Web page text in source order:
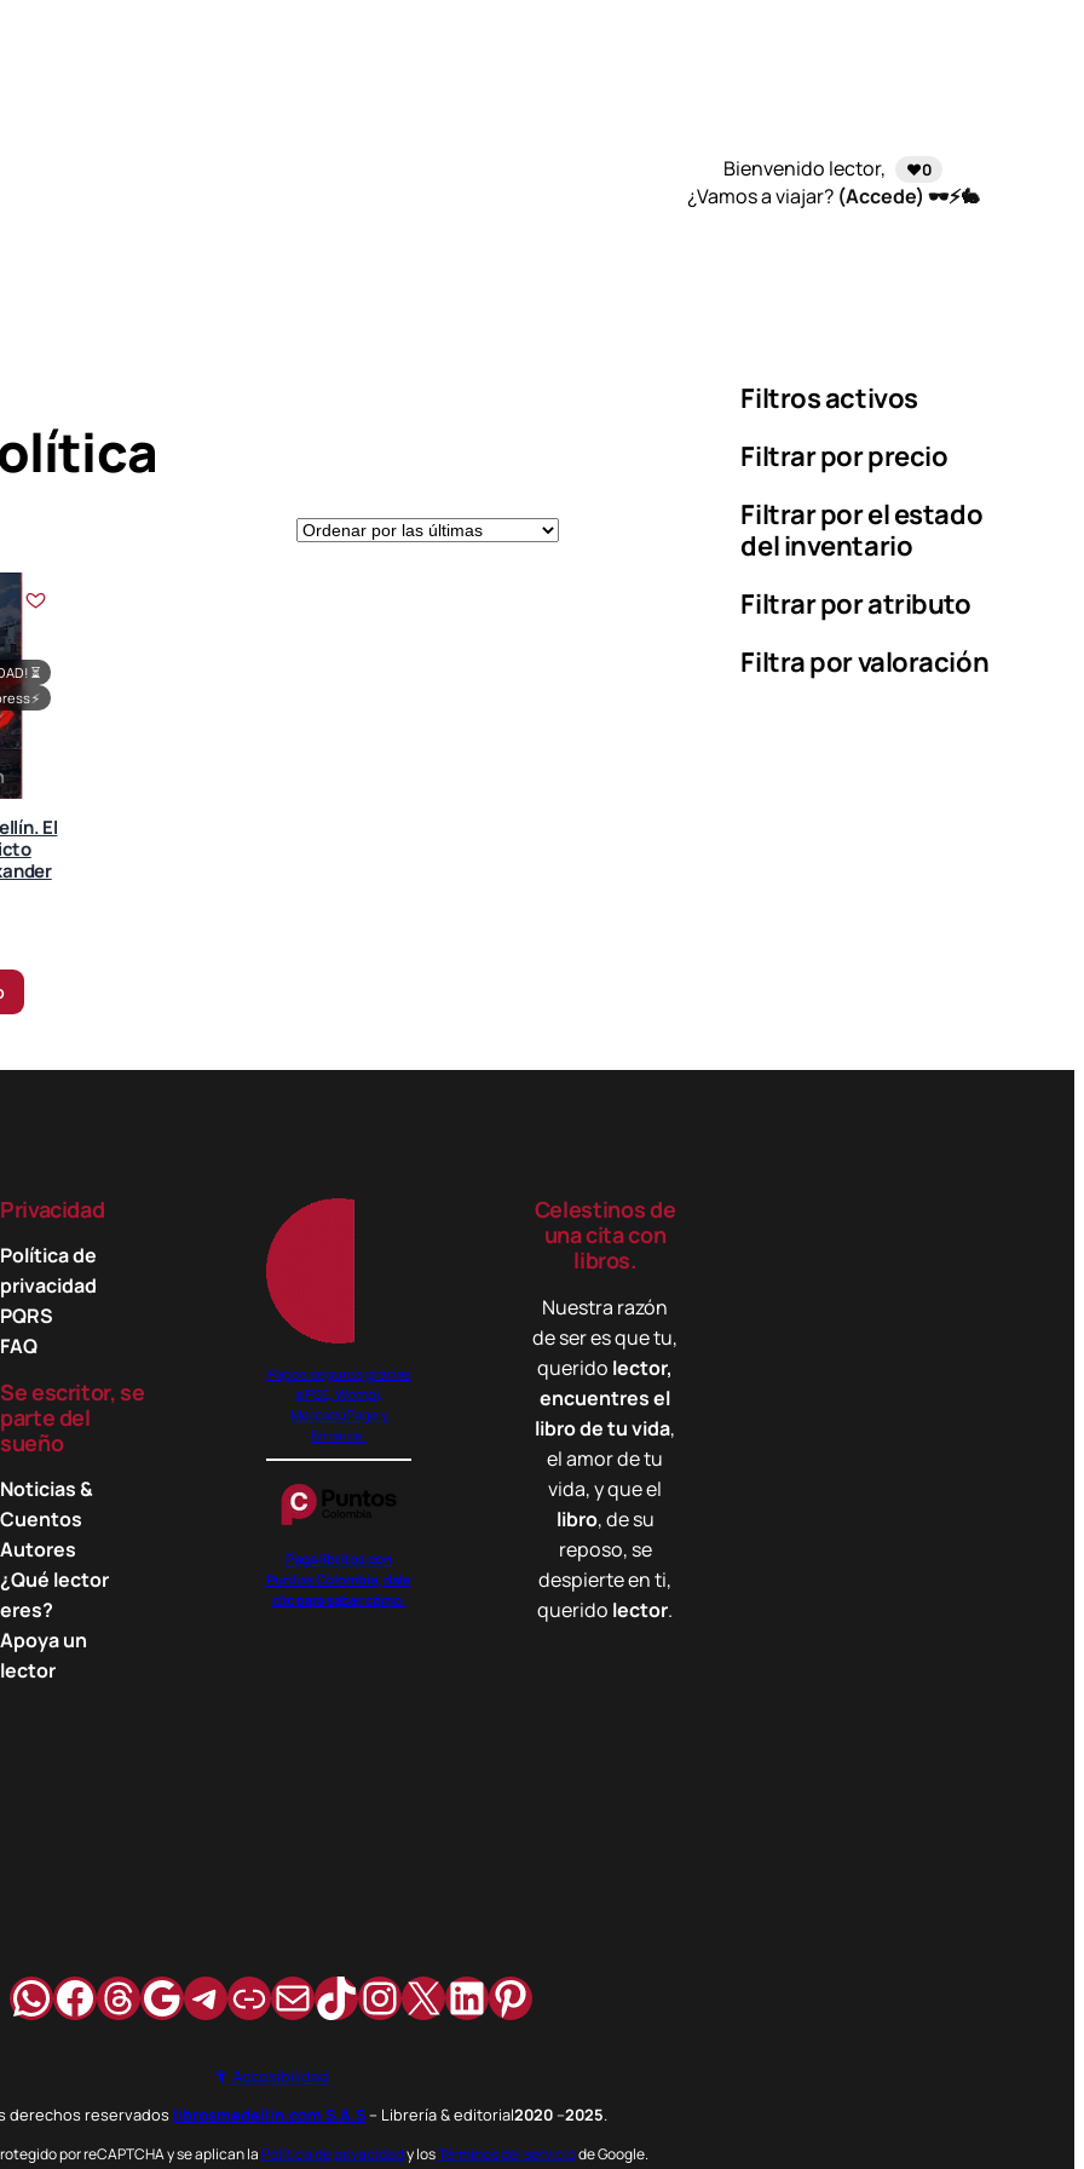
Bienvenido lector, ❤️0
¿Vamos a viajar? (Accede) 🕶️⚡🐇
⏳
⚡
El
Filtros activos
Filtrar por precio
Filtrar por el estado
del inventario
Filtrar por atributo
Filtra por valoración
Privacidad
Política de
privacidad
PQRS
FAQ
Se escritor, se
parte del
sueño
Noticias &
Cuentos
Autores
¿Qué lector
eres?
Apoya un
lector
Pagos seguros gracias
a PSE, Wompi,
MercadoPago y
Binance.
Paga libritos con
Puntos Colombia, dale
clic para saber cómo.
Celestinos de
una cita con
libros.
Nuestra razón
de ser es que tu,
querido lector,
encuentres el
libro de tu vida,
el amor de tu
vida, y que el
libro, de su
reposo, se
despierte en ti,
querido lector.
WhatsApp
Facebook
Hilos
Google
Telegram
Enlace
Correo
TikTok
Instagram
X LinkedIn
Pinterest
Accesibilidad
derechos reservados librosmedellin.com S.A.S– Librería & editorial2020–2025.
por reCAPTCHA y se aplican laPolítica de privacidady losTérminos del serviciode Google.